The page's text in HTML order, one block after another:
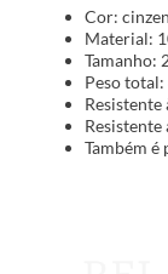
Cor:
Material:
Tamanho:
Peso total:
Resistente
Também